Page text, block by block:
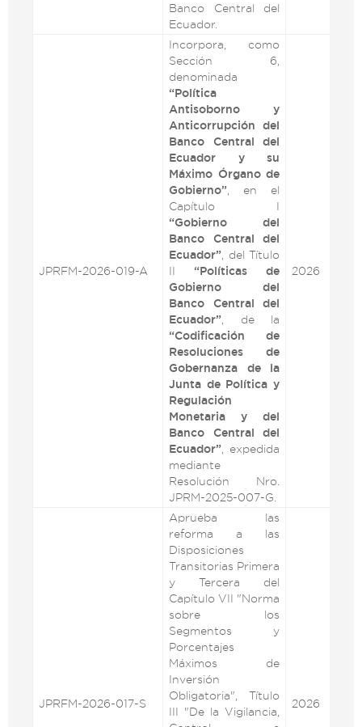
Banco Central del
Ecuador.
JPRFM-2026-019-A
Incorpora, como
Sección 6,
denominada
“Política
Antisoborno y
Anticorrupción del
Banco Central del
Ecuador y su
Máximo Órgano de
Gobierno” , en el
Capítulo I
“Gobierno del
Banco Central del
Ecuador” , del Título
II “Políticas de
Gobierno del
Banco Central del
Ecuador” , de la
“Codificación de
Resoluciones de
Gobernanza de la
Junta de Política y
Regulación
Monetaria y del
Banco Central del
Ecuador” , expedida
mediante
Resolución Nro.
JPRM-2025-007-G.
2026
JPRFM-2026-017-S
Aprueba las
reforma a las
Disposiciones
Transitorias Primera
y Tercera del
Capítulo VII "Norma
sobre los
Segmentos y
Porcentajes
Máximos de
Inversión
Obligatoria", Título
III "De la Vigilancia,
2026